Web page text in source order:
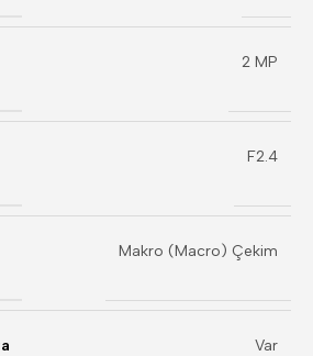
2 MP
F2.4
Makro (Macro) Çekim
Var